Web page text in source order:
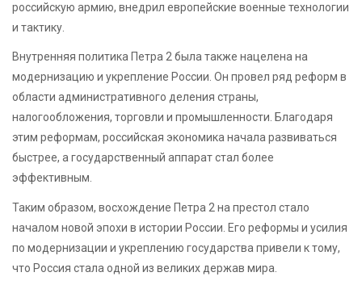
российскую армию, внедрил европейские военные технологии
и тактику.
Внутренняя политика Петра 2 была также нацелена на
модернизацию и укрепление России. Он провел ряд реформ в
области административного деления страны,
налогообложения, торговли и промышленности. Благодаря
этим реформам, российская экономика начала развиваться
быстрее, а государственный аппарат стал более
эффективным.
Таким образом, восхождение Петра 2 на престол стало
началом новой эпохи в истории России. Его реформы и усилия
по модернизации и укреплению государства привели к тому,
что Россия стала одной из великих держав мира.